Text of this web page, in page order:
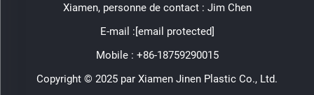
Xiamen, personne de contact : Jim Chen
E-mail :[email protected]
Mobile : +86-18759290015
Copyright © 2025 par Xiamen Jinen Plastic Co., Ltd.